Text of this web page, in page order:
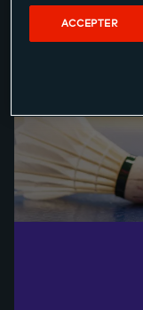
ACCEPTER